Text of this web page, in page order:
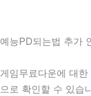
예능PD되는법 추가
게임무료다운에 대
으로 확인할 수 있습